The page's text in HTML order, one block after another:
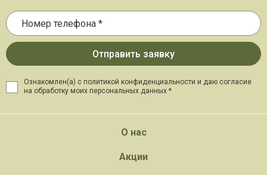
Ознакомлен(а) с политикой конфиденциальности и даю согласие
на обработку моих персональных данных *
О нас
Акции